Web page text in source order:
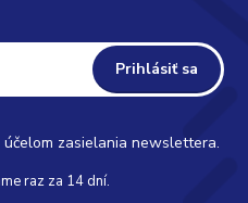
Prihlásiť sa
zasielania newslettera.
raz za 14 dní.